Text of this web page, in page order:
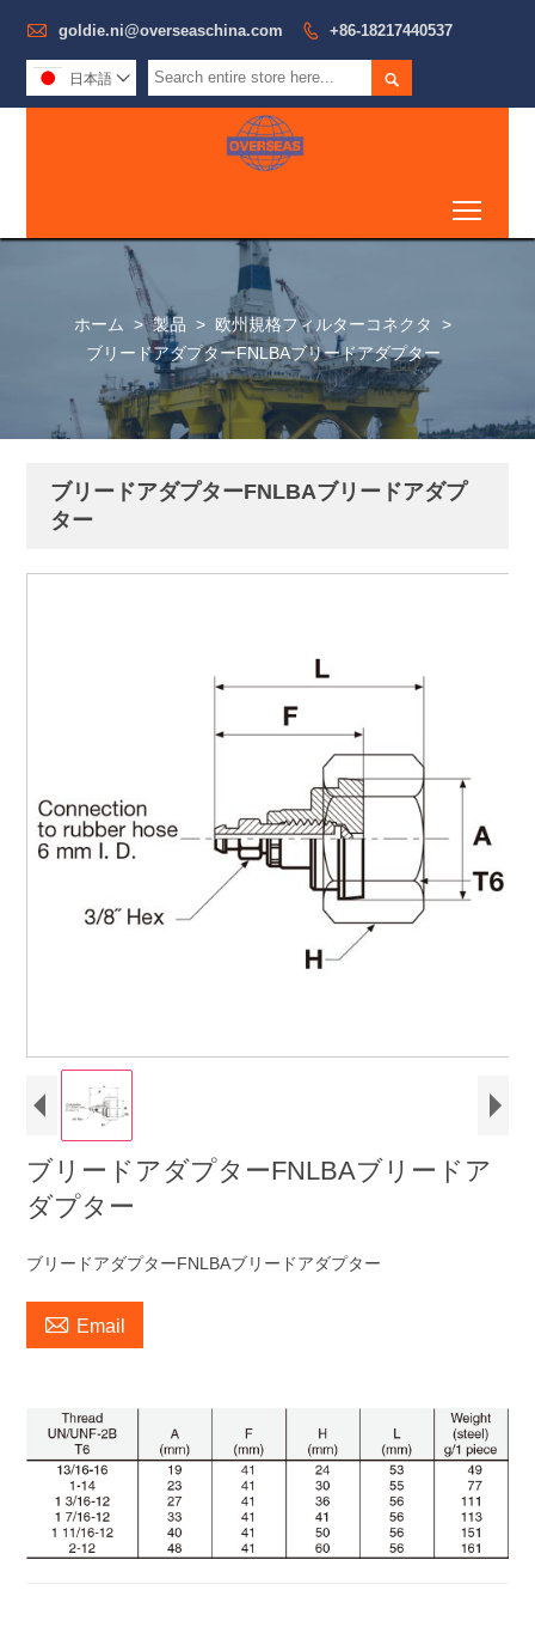
 goldie.ni@overseaschina.com  +86-18217440537

日本語 
ホーム > 製品 > 欧州規格フィルターコネクタ
>
ブリードアダプターFNLBAブリードアダプター
ブリードアダプターFNLBAブリードアダプ
ター
ブリードアダプターFNLBAブリードア
ダプター
ブリードアダプターFNLBAブリードアダプター
 Email